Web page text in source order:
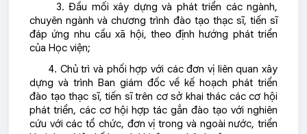
3. Đầu mối xây dựng và phát triển các ngành,
chuyên ngành và chương trình đào tạo thạc sĩ, tiến sĩ
đáp ứng nhu cầu xã hội, theo định hướng phát triển
của Học viện;
4. Chủ trì và phối hợp với các đơn vị liên quan xây
dựng và trình Ban giám đốc về kế hoạch phát triển
đào tạo thạc sĩ, tiến sĩ trên cơ sở khai thác các cơ hội
phát triển, các cơ hội hợp tác gắn đào tạo với nghiên
cứu với các tổ chức, đơn vị trong và ngoài nước, triển